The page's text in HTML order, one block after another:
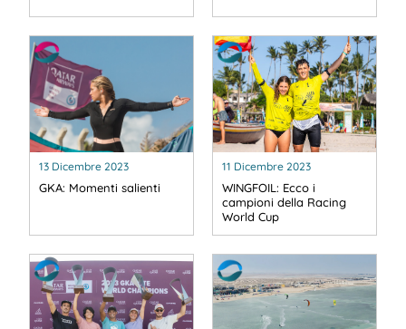
13 Dicembre 2023
GKA: Momenti salienti
11 Dicembre 2023
WINGFOIL: Ecco i
campioni della Racing
World Cup